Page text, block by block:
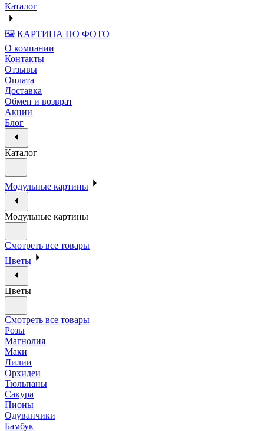
Каталог
🖼️ КАРТИНА ПО ФОТО
О компании
Контакты
Отзывы
Оплата
Доставка
Обмен и возврат
Акции
Блог
Каталог
Модульные картины
Модульные картины
Смотреть все товары
Цветы
Цветы
Смотреть все товары
Розы
Магнолия
Маки
Лилии
Орхидеи
Тюльпаны
Сакура
Пионы
Одуванчики
Бамбук